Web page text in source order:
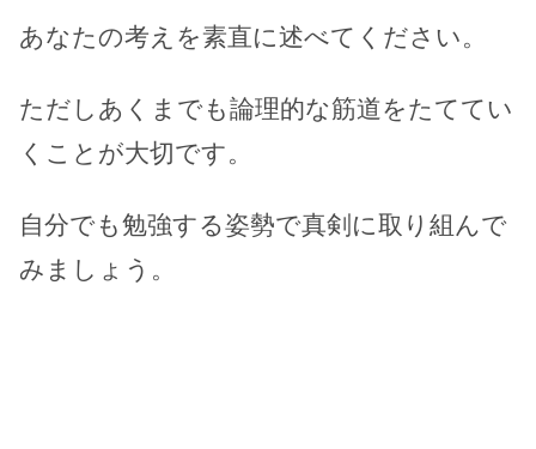
あなたの考えを素直に述べてください。
ただしあくまでも論理的な筋道をたててい
くことが大切です。
自分でも勉強する姿勢で真剣に取り組んで
みましょう。